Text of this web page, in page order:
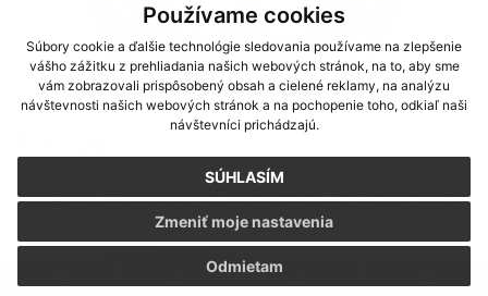
Používame cookies
Súbory cookie a ďalšie technológie sledovania používame na zlepšenie
vášho zážitku z prehliadania našich webových stránok, na to, aby sme
vám zobrazovali prispôsobený obsah a cielené reklamy, na analýzu
návštevnosti našich webových stránok a na pochopenie toho, odkiaľ naši
návštevníci prichádzajú.
SÚHLASÍM
Odmietam
Zmeniť moje nastavenia
Program zasadnutia Obecného zastupiteľstva